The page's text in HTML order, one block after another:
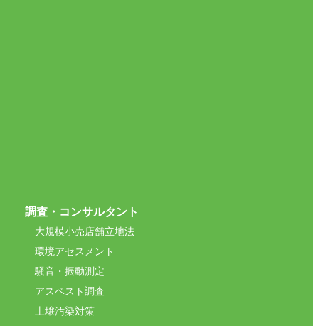
調査・コンサルタント
大規模小売店舗立地法
環境アセスメント
騒音・振動測定
アスベスト調査
土壌汚染対策